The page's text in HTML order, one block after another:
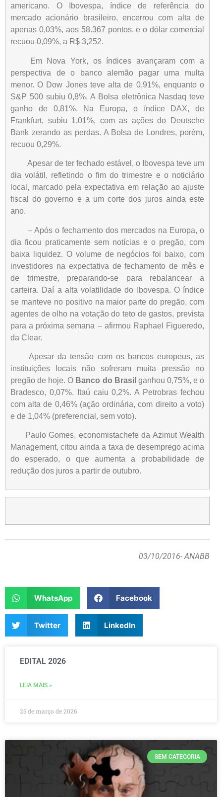
americano. O Ibovespa, índice de referência do
mercado acionário brasileiro, encerrou com alta de
apenas 0,03%, aos 58.367 pontos, e o dólar comercial
recuou 0,09%, a R$ 3,252.
Em Nova York, os índices avançaram com a
perspectiva de o banco alemão pagar uma multa
menor. O Dow Jones teve alta de 0,91%, enquanto o
S&P 500 subiu 0,8%. A Bolsa eletrônica Nasdaq teve
ganho de 0,81%. Na Europa, o índice DAX, de
Frankfurt, subiu 1,01%, com as ações do Deutsche
Bank zerando as perdas. A Bolsa de Londres, porém,
recuou 0,29%.
Apesar de ter fechado estável, o Ibovespa teve um
dia volátil, refletindo o fim do trimestre e o noticiário
local, marcado pela expectativa em relação ao ajuste
fiscal do governo e a um corte dos juros ainda este
ano.
– Após o fechamento dos mercados na Europa, o
dia ficou praticamente sem notícias e o pregão, com
baixa liquidez. O volume de negócios foi baixo, com
investidores na expectativa de fechamento de mês e
de trimestre, preparando-se para rebalancear a
carteira. Daí a alta volatilidade do Ibovespa. O índice
se manteve no positivo na maior parte do pregão, com
agentes de olho na votação do teto de gastos, prevista
para a próxima semana – afirmou Raphael Figueredo,
da Clear.
Apesar da tensão com os bancos europeus, as
instituições locais não sofreram muita pressão no
pregão de hoje. O Banco do Brasil ganhou 0,75%, e o
Bradesco, 0,07%. Itaú caiu 0,2%. A Petrobras fechou
com alta de 0,46% (ação ordinária, com direito a voto)
e de 1,04% (preferencial, sem voto).
Paulo Gomes, economistachefe da Azimut Wealth
Management, citou ainda a taxa de desemprego acima
do esperado, o que aumenta a probabilidade de
redução dos juros a partir de outubro.
03/10/2016- ANABB
WhatsApp Facebook
Twitter LinkedIn
EDITAL 2026
LEIA MAIS »
25 de março de 2026
SEM CATEGORIA